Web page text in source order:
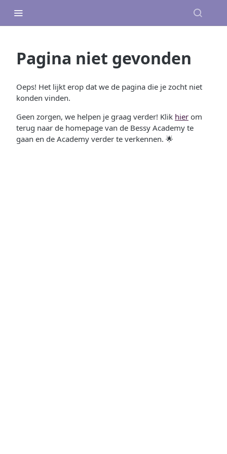
Pagina niet gevonden
Oeps! Het lijkt erop dat we de pagina die je zocht niet
konden vinden.
Geen zorgen, we helpen je graag verder! Klik hier om
terug naar de homepage van de Bessy Academy te
gaan en de Academy verder te verkennen. 🌟